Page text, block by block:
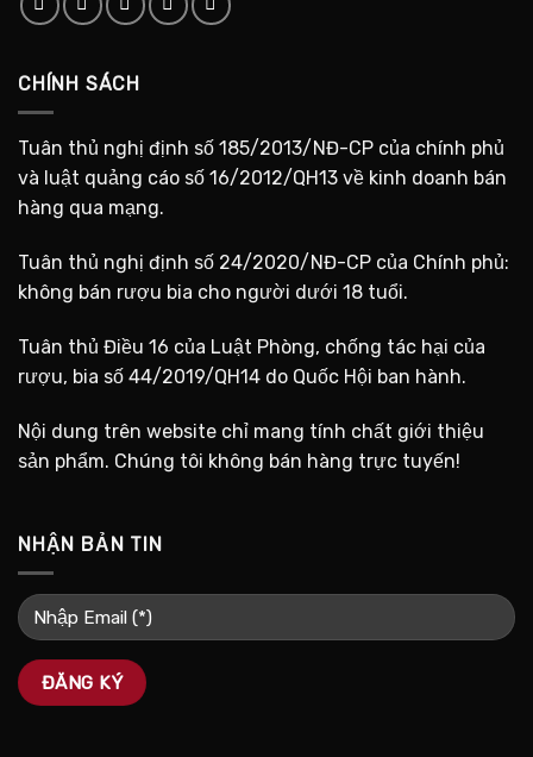
CHÍNH SÁCH
Tuân thủ nghị định số 185/2013/NĐ-CP của chính phủ
và luật quảng cáo số 16/2012/QH13 về kinh doanh bán
hàng qua mạng.
Tuân thủ nghị định số 24/2020/NĐ-CP của Chính phủ:
không bán rượu bia cho người dưới 18 tuổi.
Tuân thủ Điều 16 của Luật Phòng, chống tác hại của
rượu, bia số 44/2019/QH14 do Quốc Hội ban hành.
Nội dung trên website chỉ mang tính chất giới thiệu
sản phẩm. Chúng tôi không bán hàng trực tuyến!
NHẬN BẢN TIN